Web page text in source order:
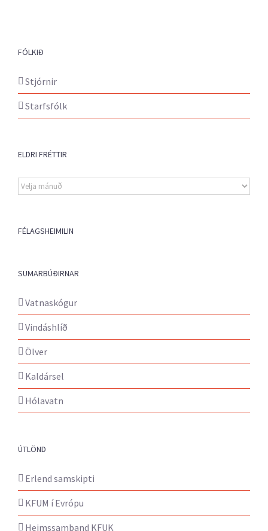
FÓLKIÐ
Stjórnir
Starfsfólk
ELDRI FRÉTTIR
Eldri
fréttir
FÉLAGSHEIMILIN
SUMARBÚÐIRNAR
Vatnaskógur
Vindáshlíð
Ölver
Kaldársel
Hólavatn
ÚTLÖND
Erlend samskipti
KFUM í Evrópu
Heimssamband KFUK